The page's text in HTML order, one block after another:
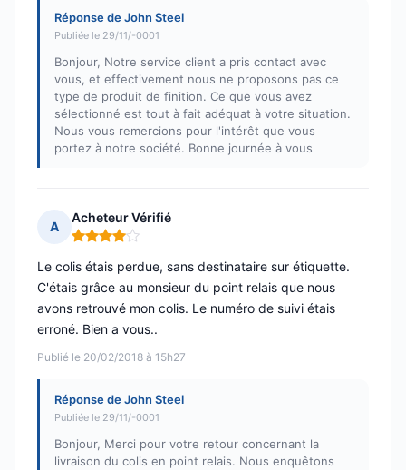
Réponse de John Steel
Publiée le 29/11/-0001
Bonjour, Notre service client a pris contact avec
vous, et effectivement nous ne proposons pas ce
type de produit de finition. Ce que vous avez
sélectionné est tout à fait adéquat à votre situation.
Nous vous remercions pour l'intérêt que vous
portez à notre société. Bonne journée à vous
A
Acheteur Vérifié
Note : 4 sur 5
Publié le 20/02/2018 à 15h27
Le colis étais perdue, sans destinataire sur étiquette.
C'étais grâce au monsieur du point relais que nous
avons retrouvé mon colis. Le numéro de suivi étais
erroné. Bien a vous..
Réponse de John Steel
Publiée le 29/11/-0001
Bonjour, Merci pour votre retour concernant la
livraison du colis en point relais. Nous enquêtons